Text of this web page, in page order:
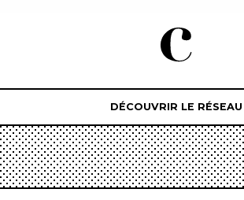
DÉCOUVRIR LE RÉSEAU